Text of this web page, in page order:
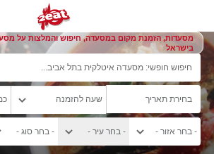
מסעדות, הזמנת מקום במסעדה, חיפוש והמלצות על
בישראל